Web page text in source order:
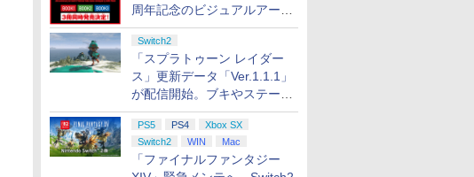
周年記念のビジュアルアート
ブック3冊同時発売が決定
Switch2
「スプラトゥーン レイダー
ス」更新データ「Ver.1.1.1」
が配信開始。ブキやステージ
に関する不具合を修正
PS5 PS4
Xbox SX
Switch2
WIN Mac
「ファイナルファンタジー